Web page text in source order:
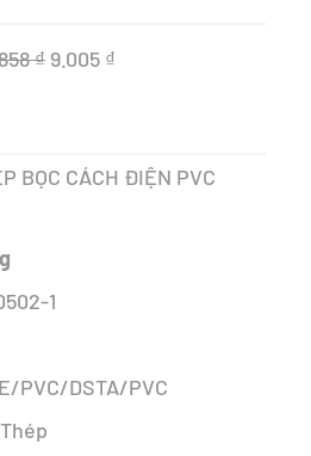
₫ Giá
14.858 ₫.
9.005 ₫
là:
BỌC CÁCH ĐIỆN PVC
1
PVC/DSTA/PVC